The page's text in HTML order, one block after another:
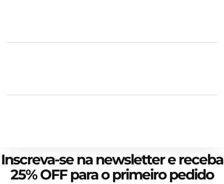
Inscreva-se na newsletter e receba
25% OFFpara o primeiro pedido